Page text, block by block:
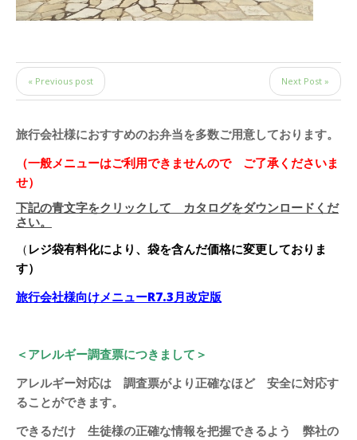
« Previous post Next Post »
旅行会社様におすすめのお弁当を多数ご用意しております。
（一般メニューはご利用できませんので ご了承くださいま
せ）
下記の青文字をクリックして カタログをダウンロードくだ
さい。
（ レジ袋有料化により、袋を含んだ価格に変更しておりま
す）
旅行会社様向けメニューR7.3月改定版
＜アレルギー調査票につきまして＞
アレルギー対応は 調査票がより正確なほど 安全に対応す
ることができます。
できるだけ 生徒様の正確な情報を把握できるよう 弊社の